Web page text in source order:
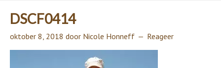
DSCF0414
oktober 8, 2018 door Nicole Honneff Reageer